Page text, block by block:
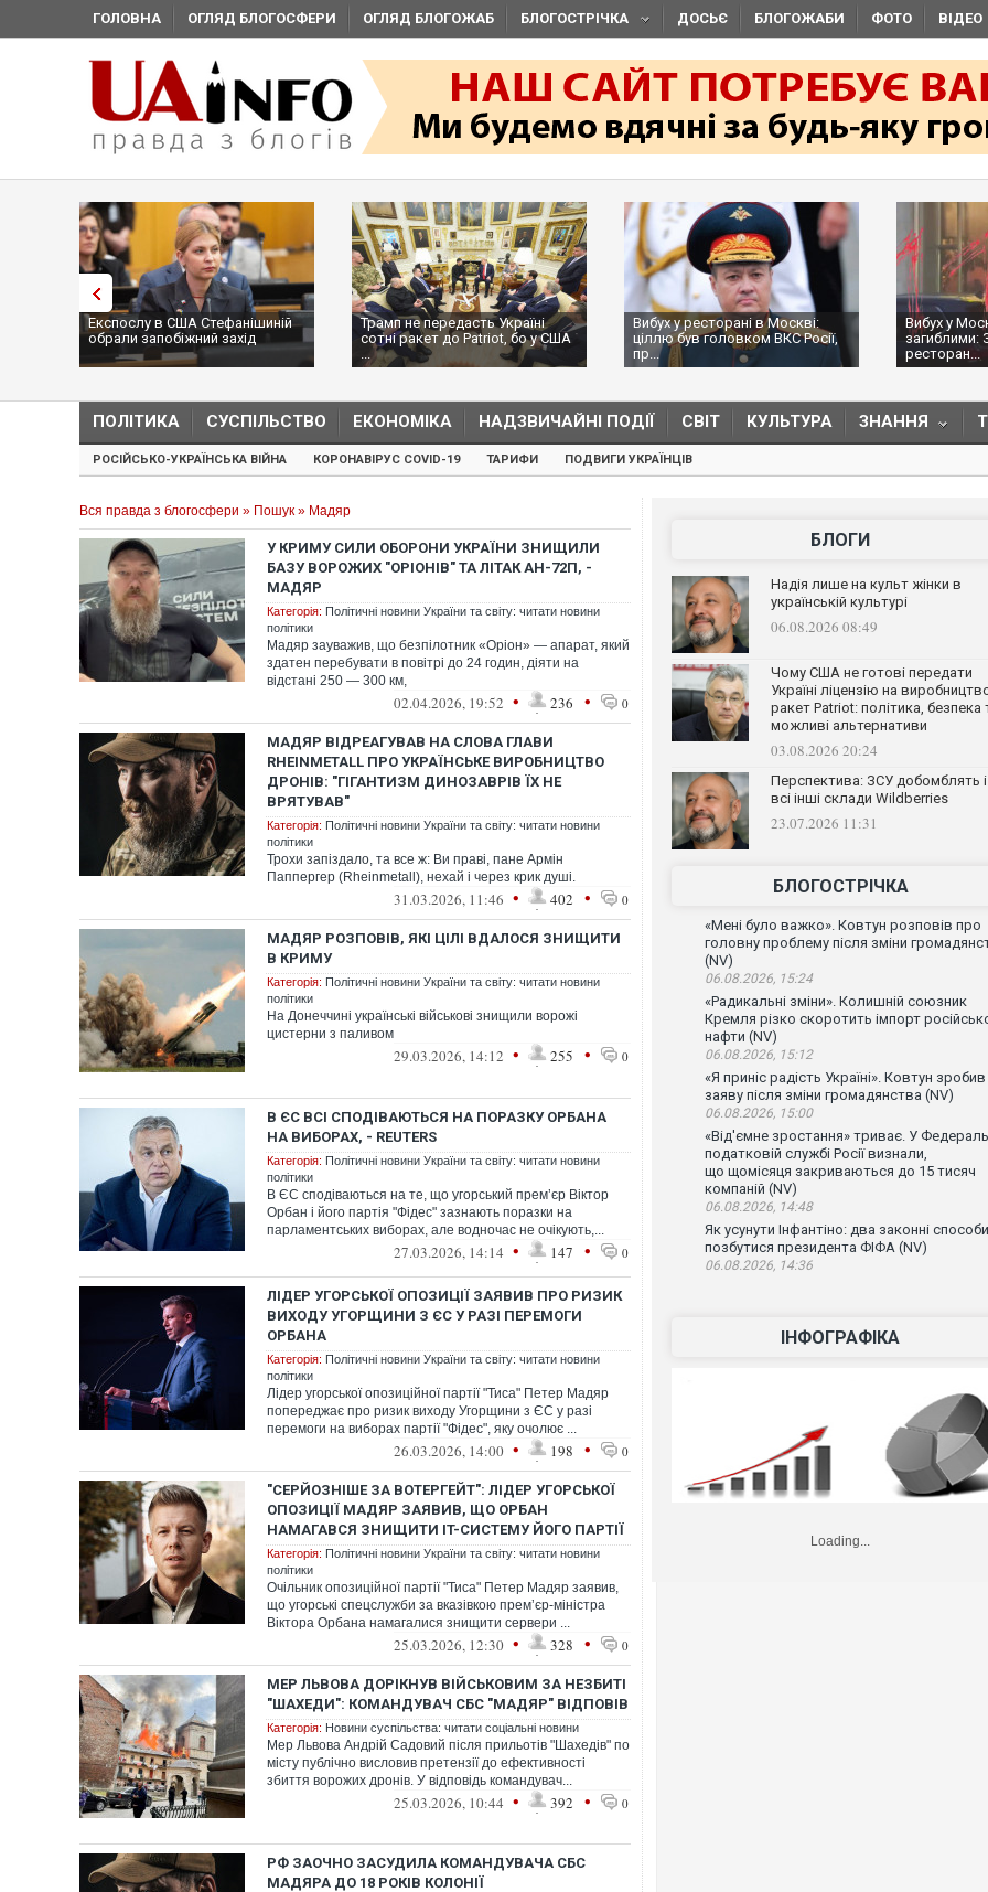
ГОЛОВНА ОГЛЯД БЛОГОСФЕРИ ОГЛЯД БЛОГОЖАБ БЛОГОСТРІЧКА ДОСЬЄ БЛОГОЖАБИ ФОТО ВІДЕО
Експослу в США Стефанішиній
обрали запобіжний захід
Трамп не передасть Україні
сотні ракет до Patriot, бо у США
...
Вибух у ресторані в Москві:
ціллю був головком ВКС Росії,
пр...
Вибух у
загиблими:
ресторан...
ПОЛІТИКА СУСПІЛЬСТВО ЕКОНОМІКА НАДЗВИЧАЙНІ ПОДІЇ СВІТ КУЛЬТУРА ЗНАННЯ
РОСІЙСЬКО-УКРАЇНСЬКА ВІЙНА КОРОНАВІРУС COVID-19 ТАРИФИ ПОДВИГИ УКРАЇНЦІВ
Вся правда з блогосфери » Пошук » Мадяр
У КРИМУ СИЛИ ОБОРОНИ УКРАЇНИ ЗНИЩИЛИ
БАЗУ ВОРОЖИХ "ОРІОНІВ" ТА ЛІТАК АН-72П, -
МАДЯР
Категорія: Політичні новини України та світу: читати новини
політики
Мадяр зауважив, що безпілотник «Оріон» — апарат, який
здатен перебувати в повітрі до 24 годин, діяти на
відстані 250 — 300 км,
02.04.2026, 19:52 • 236 • 0
МАДЯР ВІДРЕАГУВАВ НА СЛОВА ГЛАВИ
RHEINMETALL ПРО УКРАЇНСЬКЕ ВИРОБНИЦТВО
ДРОНІВ: "ГІГАНТИЗМ ДИНОЗАВРІВ ЇХ НЕ
ВРЯТУВАВ"
Категорія: Політичні новини України та світу: читати новини
політики
Трохи запіздало, та все ж: Ви праві, пане Армін
Паппергер (Rheinmetall), нехай і через крик душі.
31.03.2026, 11:46 • 402 • 0
МАДЯР РОЗПОВІВ, ЯКІ ЦІЛІ ВДАЛОСЯ ЗНИЩИТИ
В КРИМУ
Категорія: Політичні новини України та світу: читати новини
політики
На Донеччині українські військові знищили ворожі
цистерни з паливом
29.03.2026, 14:12 • 255 • 0
В ЄС ВСІ СПОДІВАЮТЬСЯ НА ПОРАЗКУ ОРБАНА
НА ВИБОРАХ, - REUTERS
Категорія: Політичні новини України та світу: читати новини
політики
В ЄС сподіваються на те, що угорський прем’єр Віктор
Орбан і його партія "Фідес" зазнають поразки на
парламентських виборах, але водночас не очікують,...
27.03.2026, 14:14 • 147 • 0
ЛІДЕР УГОРСЬКОЇ ОПОЗИЦІЇ ЗАЯВИВ ПРО РИЗИК
ВИХОДУ УГОРЩИНИ З ЄС У РАЗІ ПЕРЕМОГИ
ОРБАНА
Категорія: Політичні новини України та світу: читати новини
політики
Лідер угорської опозиційної партії "Тиса" Петер Мадяр
попереджає про ризик виходу Угорщини з ЄС у разі
перемоги на виборах партії "Фідес", яку очолює ...
26.03.2026, 14:00 • 198 • 0
"СЕРЙОЗНІШЕ ЗА ВОТЕРГЕЙТ": ЛІДЕР УГОРСЬКОЇ
ОПОЗИЦІЇ МАДЯР ЗАЯВИВ, ЩО ОРБАН
НАМАГАВСЯ ЗНИЩИТИ IT-СИСТЕМУ ЙОГО ПАРТІЇ
Категорія: Політичні новини України та світу: читати новини
політики
Очільник опозиційної партії "Тиса" Петер Мадяр заявив,
що угорські спецслужби за вказівкою премʼєр-міністра
Віктора Орбана намагалися знищити сервери ...
25.03.2026, 12:30 • 328 • 0
МЕР ЛЬВОВА ДОРІКНУВ ВІЙСЬКОВИМ ЗА НЕЗБИТІ
"ШАХЕДИ": КОМАНДУВАЧ СБС "МАДЯР" ВІДПОВІВ
Категорія: Новини суспільства: читати соціальні новини
Мер Львова Андрій Садовий після прильотів "Шахедів" по
місту публічно висловив претензії до ефективності
збиття ворожих дронів. У відповідь командувач...
25.03.2026, 10:44 • 392 • 0
РФ ЗАОЧНО ЗАСУДИЛА КОМАНДУВАЧА СБС
МАДЯРА ДО 18 РОКІВ КОЛОНІЇ
БЛОГИ
Надія лише на культ жінки в
українській культурі
06.08.2026 08:49
Чому США не готові передати
Україні ліцензію на
ракет Patriot: політика, безпека
можливі альтернативи
03.08.2026 20:24
Перспектива: ЗСУ добомблять і
всі інші склади Wildberries
23.07.2026 11:31
БЛОГОСТРІЧКА
«Мені було важко». Ковтун розповів про
головну проблему після зміни
(NV)
06.08.2026, 15:24
«Радикальні зміни». Колишній союзник
Кремля різко скоротить імпорт
нафти (NV)
06.08.2026, 15:12
«Я приніс радість Україні». Ковтун зробив
заяву після зміни громадянства (NV)
06.08.2026, 15:00
«Від'ємне зростання» триває. У
податковій службі Росії визнали,
що щомісяця закриваються до 15 тисяч
компаній (NV)
06.08.2026, 14:48
Як усунути Інфантіно: два законні способи
позбутися президента ФІФА (NV)
06.08.2026, 14:36
ІНФОГРАФІКА
Loading...